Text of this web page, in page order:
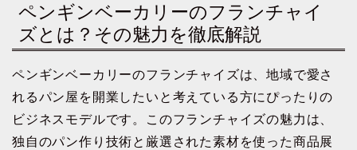
ペンギンベーカリーのフランチャイ
ズとは？その魅力を徹底解説
ペンギンベーカリーのフランチャイズは、地域で愛さ
れるパン屋を開業したいと考えている方にぴったりの
ビジネスモデルです。このフランチャイズの魅力は、
独自のパン作り技術と厳選された素材を使った商品展